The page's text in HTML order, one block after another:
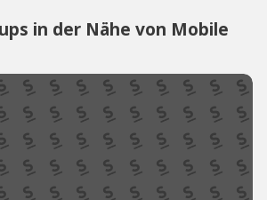
in der Nähe von Mobile